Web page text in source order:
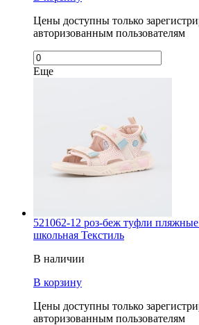
Цены доступны только
авторизованным пользователям
Еще
521062-12 роз-беж туфли
школьная Текстиль
В наличии
В корзину
Цены доступны только
авторизованным пользователям